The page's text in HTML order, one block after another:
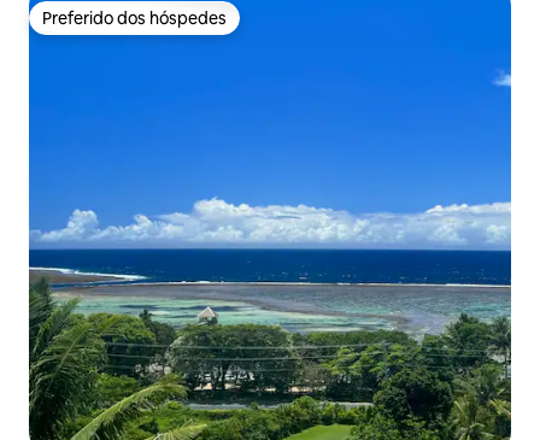
Preferido dos hóspedes
Preferido dos hóspedes